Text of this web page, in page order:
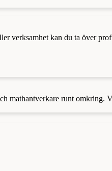
verksamhet kan du ta över
mathantverkare runt